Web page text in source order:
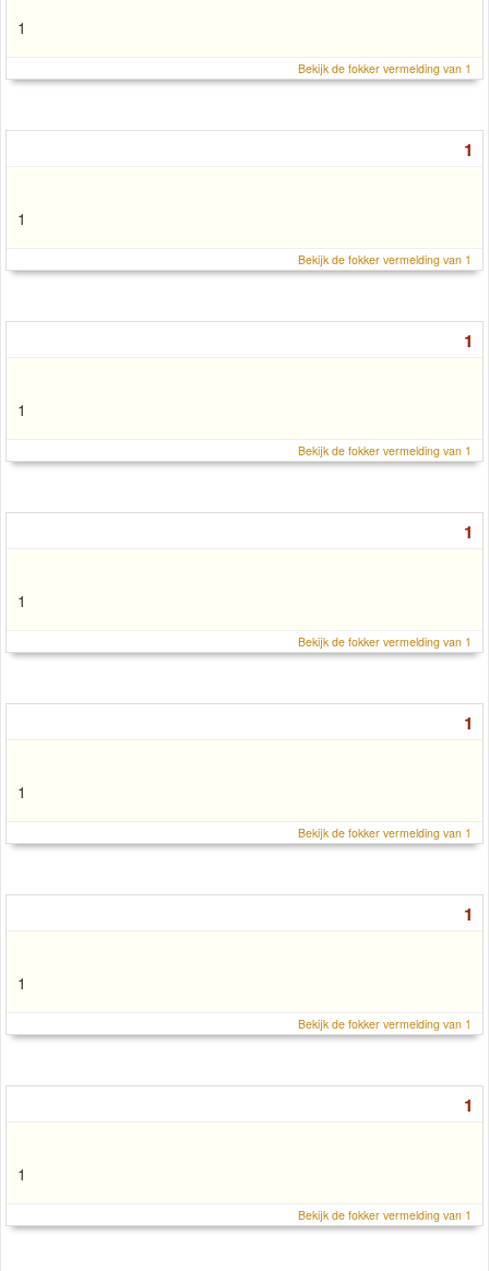
1
Bekijk de fokker vermelding van 1
1
1
Bekijk de fokker vermelding van 1
1
1
Bekijk de fokker vermelding van 1
1
1
Bekijk de fokker vermelding van 1
1
1
Bekijk de fokker vermelding van 1
1
1
Bekijk de fokker vermelding van 1
1
1
Bekijk de fokker vermelding van 1